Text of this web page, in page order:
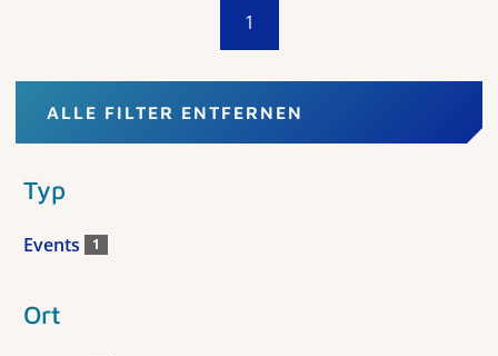
1
ALLE FILTER ENTFERNEN
Typ
Events 1
Ort